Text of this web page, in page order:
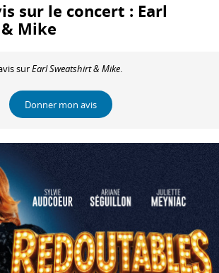
sur le concert : Earl
Mike
surEarl Sweatshirt & Mike.
Donner mon avis